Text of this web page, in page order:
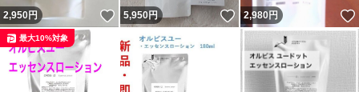
2,950円 いいね！
5,950円 いいね！
2,980円
最大10%対象